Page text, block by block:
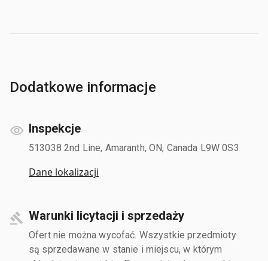
Dodatkowe informacje
Inspekcje
513038 2nd Line, Amaranth, ON, Canada L9W 0S3
Dane lokalizacji
Warunki licytacji i sprzedaży
Ofert nie można wycofać. Wszystkie przedmioty
są sprzedawane w stanie i miejscu, w którym